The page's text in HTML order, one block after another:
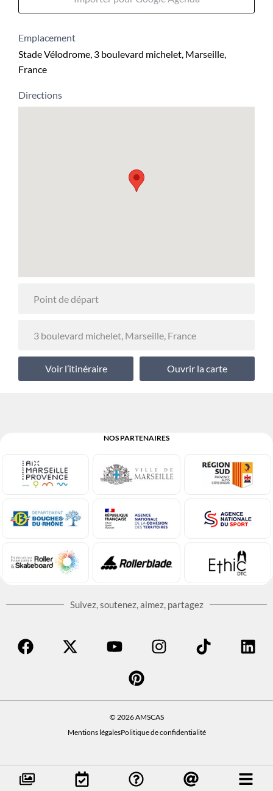
Emplacement
Stade Vélodrome, 3 boulevard michelet, Marseille,
France
Directions
Voir l’itinéraire Ouvrir la carte
NOS PARTENAIRES
Suivez, soutenez, aimez, partagez
© 2026 AMSCAS
Mentions légalesPolitique de confidentialité